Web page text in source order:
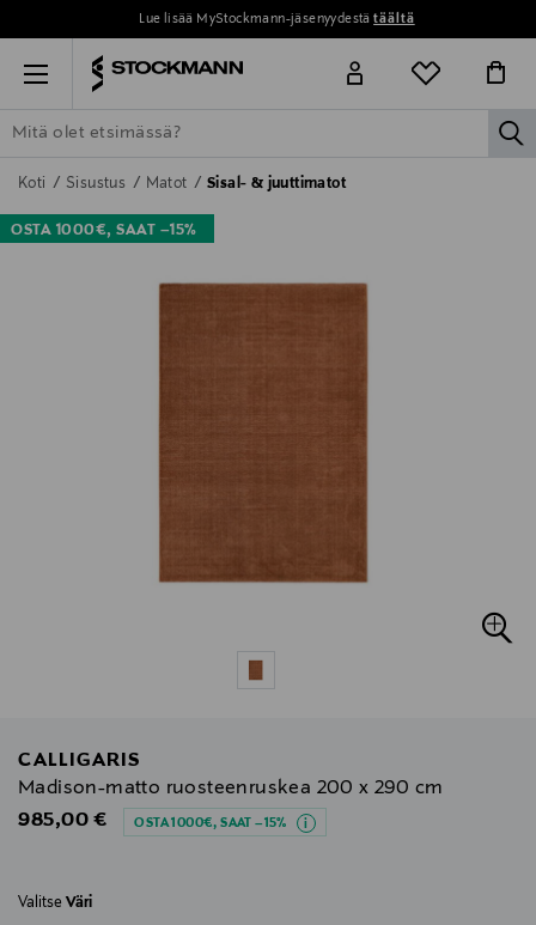
Lue lisää MyStockmann-jäsenyydestätäältä
Menu
ETSI KAIKKI NAISET MIEHET LAPSET
Koti Sisustus Matot Sisal- & juuttimatot
OSTA 1000€, SAAT –15%
CALLIGARIS
Madison-matto ruosteenruskea 200 x 290 cm
Original Price
985,00 € OSTA 1000€, SAAT –15%
Valitse Väri